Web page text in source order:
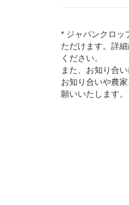
* ジャパンクロッ
ただけます。詳
ください。
また、お知り合
お知り合いや農
願いいたします。